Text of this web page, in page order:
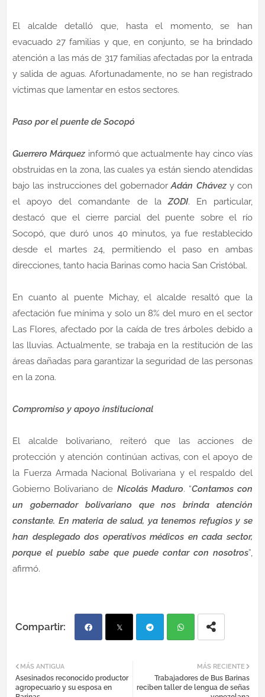
El alcalde detalló que, hasta el momento, se han
evacuado 27 familias y que, en conjunto, se ha brindado
atención a las más de 317 familias afectadas por la entrada
y salida de aguas. Afortunadamente, no se han registrado
víctimas que lamentar en estos sectores.
Paso por el puente de Socopó
Guerrero Márquezinformó que actualmente hay cinco vías
obstruidas en la zona, las cuales ya están siendo atendidas
bajo las instrucciones del gobernadorAdán Chávezy con
el apoyo del comandante de laZODI. En particular,
destacó que el cierre parcial del puente sobre el río
Socopó, que duró unos 40 minutos, ya fue restablecido
desde el martes 24, permitiendo el paso en ambas
direcciones, tanto hacia Barinas como hacia San Cristóbal.
En cuanto al puente Michay, el alcalde resaltó que la
afectación fue mínima y solo un 8% del muro en el sector
Las Flores, afectado por la caída de tres árboles debido a
las lluvias. Actualmente, se trabaja en la restitución de las
áreas dañadas para garantizar la seguridad de las personas
en la zona.
Compromiso y apoyo institucional
El alcalde bolivariano, reiteró que las acciones de
protección y atención continúan activas, con el apoyo de
la Fuerza Armada Nacional Bolivariana y el respaldo del
Gobierno Bolivariano de Nicolás Maduro. “Contamos con
un gobernador bolivariano que nos brinda atención
constante. En materia de salud, ya tenemos refugios y se
han desplegado dos operativos médicos en cada sector,
porque el pueblo sabe que puede contar con nosotros”,
afirmó.
ebo tter atsa
MÁS RECIENTE
Trabajadores de Bus Barinas
reciben taller de lengua de señas
MÁS ANTIGUA
Asesinados reconocido productor
agropecuario y su esposa en